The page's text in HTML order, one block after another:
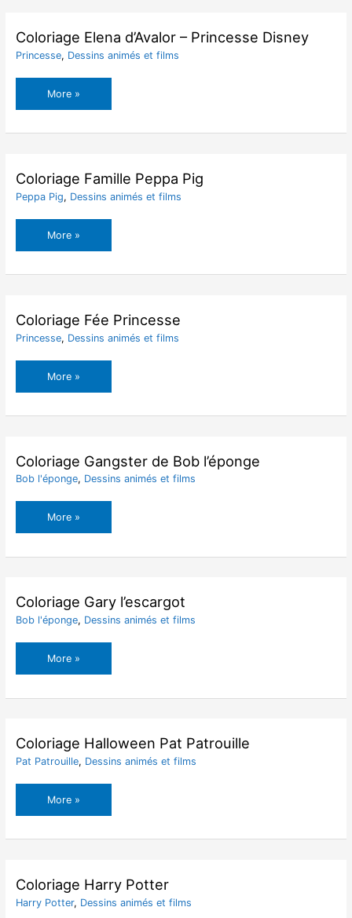
Bob
l’éponge
Coloriage Elena d’Avalor – Princesse Disney
Princesse, Dessins animés et films
Coloriage
Elena
Disney
More »
Coloriage Famille Peppa Pig
Peppa Pig, Dessins animés et films
Coloriage
Famille
More »
Coloriage Fée Princesse
Princesse, Dessins animés et films
Coloriage
Fée
More »
Coloriage Gangster de Bob l’éponge
Bob l'éponge, Dessins animés et films
Coloriage
Gangster
More »
Coloriage Gary l’escargot
Bob l'éponge, Dessins animés et films
Coloriage
Gary
More »
Coloriage Halloween Pat Patrouille
Pat Patrouille, Dessins animés et films
Coloriage
Halloween
More »
Coloriage Harry Potter
Harry Potter, Dessins animés et films